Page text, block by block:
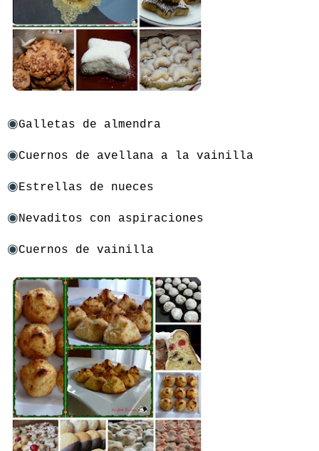
◉Galletas de almendra
◉Cuernos de avellana a la vainilla
◉Estrellas de nueces
◉Nevaditos con aspiraciones
◉Cuernos de vainilla